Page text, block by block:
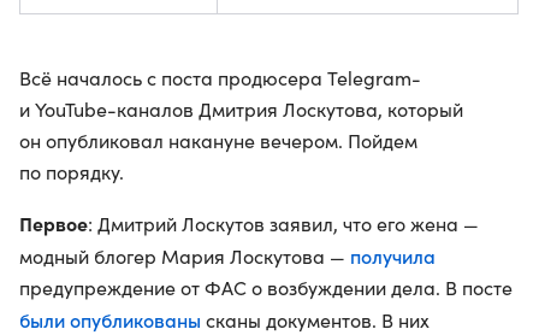
Всё началось с поста продюсера Telegram-
и YouTube-каналов Дмитрия Лоскутова, который
он опубликовал накануне вечером. Пойдем
по порядку.
Первое: Дмитрий Лоскутов заявил, что его жена —
модный блогер Мария Лоскутова — получила
предупреждение от ФАС о возбуждении дела. В посте
были опубликованы сканы документов. В них